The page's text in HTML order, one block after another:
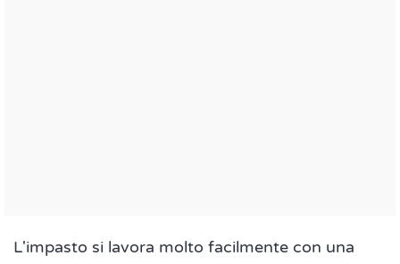
L'impasto si lavora molto facilmente con una